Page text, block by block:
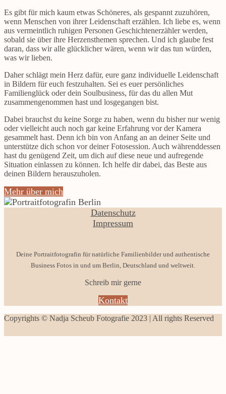
Es gibt für mich kaum etwas Schöneres, als gespannt zuzuhören,
wenn Menschen von ihrer Leidenschaft erzählen. Ich liebe es, wenn
aus vermeintlich ruhigen Personen Geschichtenerzähler werden,
sobald sie über ihre Herzensthemen sprechen. Und ich glaube fest
daran, dass wir alle glücklicher wären, wenn wir das tun würden,
was wir lieben.
Daher schlägt mein Herz dafür, eure ganz individuelle Leidenschaft
in Bildern für euch festzuhalten. Sei es euer persönliches
Familienglück oder dein Soulbusiness, für das du allen Mut
zusammengenommen hast und losgegangen bist.
Dabei brauchst du keine Sorge zu haben, wenn du bisher nur wenig
oder vielleicht auch noch gar keine Erfahrung vor der Kamera
gesammelt hast. Denn ich bin von Anfang an an deiner Seite und
unterstütze dich schon vor deiner Fotosession. Auch währenddessen
hast du genügend Zeit, um dich auf diese neue und aufregende
Situation einlassen zu können. Ich helfe dir dabei, das Beste aus
deinen Bildern herauszuholen.
Mehr über mich
Datenschutz
Impressum
Deine Portraitfotografin für natürliche Familienbilder und authentische
Business Fotos in und um Berlin, Deutschland und weltweit.
Schreib mir gerne
Kontakt
Copyrights © Nadja Scheub Fotografie 2023 | All rights Reserved